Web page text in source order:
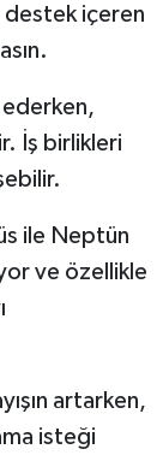
destek içeren
İş birlikleri
ile Neptün
ve özellikle
artarken,
isteği